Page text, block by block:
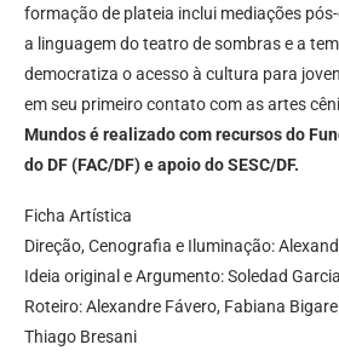
formação de plateia inclui mediações
a linguagem do teatro de sombras e a
democratiza o acesso à cultura para
em seu primeiro contato com as artes
Mundos é realizado com recursos do
do DF (FAC/DF) e apoio do SESC/DF.
Ficha Artística
Direção, Cenografia e Iluminação:
Ideia original e Argumento: Soledad Garcia
Roteiro: Alexandre Fávero, Fabiana
Thiago Bresani